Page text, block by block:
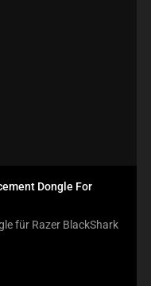
Dongle For
für Razer BlackShark